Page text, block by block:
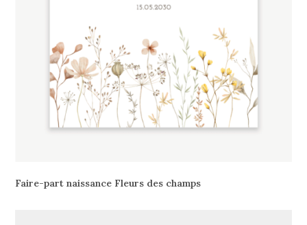
Faire-part naissance Fleurs des champs